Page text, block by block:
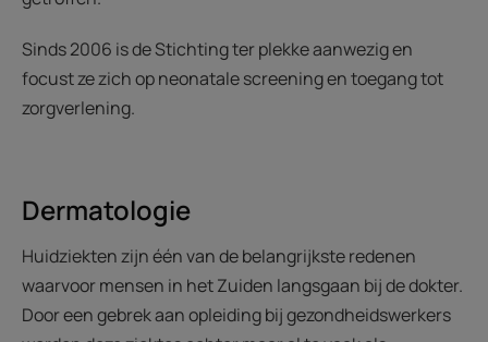
Sinds 2006 is de Stichting ter plekke aanwezig en
focust ze zich op neonatale screening en toegang tot
zorgverlening.
Dermatologie
Huidziekten zijn één van de belangrijkste redenen
waarvoor mensen in het Zuiden langsgaan bij de dokter.
Door een gebrek aan opleiding bij gezondheidswerkers